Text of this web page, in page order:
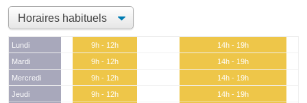
Lundi 9h - 12h
14h - 19h
Mardi
9h - 12h
14h - 19h
Mercredi
9h - 12h
14h - 19h
Jeudi
9h - 12h
14h - 19h